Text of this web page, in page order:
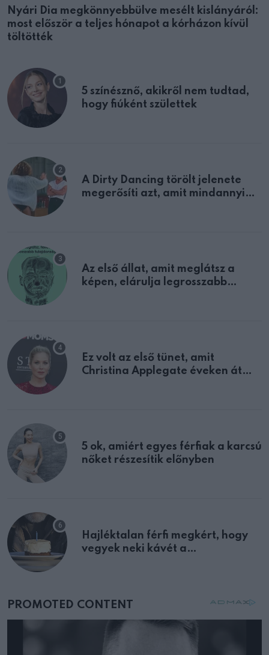
Nyári Dia megkönnyebbülve mesélt kislányáról:
most először a teljes hónapot a kórházon kívül
töltötték
5 színésznő, akikről nem tudtad,
hogy fiúként születtek
A Dirty Dancing törölt jelenete
megerősíti azt, amit mindannyian
Az első állat, amit meglátsz a
képen, elárulja legrosszabb
Ez volt az első tünet, amit
Christina Applegate éveken át
5 ok, amiért egyes férfiak a karcsú
nőket részesítik előnyben
Hajléktalan férfi megkért, hogy
vegyek neki kávét a